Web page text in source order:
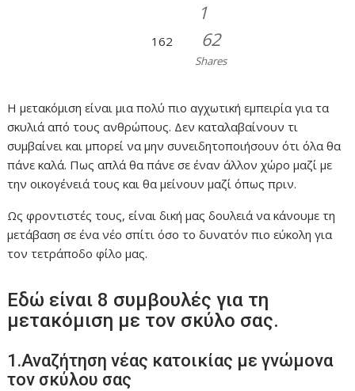
162
1
62
Shares
Η μετακόμιση είναι μια πολύ πιο αγχωτική εμπειρία για τα
σκυλιά από τους ανθρώπους. Δεν καταλαβαίνουν τι
συμβαίνει και μπορεί να μην συνειδητοποιήσουν ότι όλα θα
πάνε καλά. Πως απλά θα πάνε σε έναν άλλον χώρο μαζί με
την οικογένειά τους και θα μείνουν μαζί όπως πριν.
Ως φροντιστές τους, είναι δική μας δουλειά να κάνουμε τη
μετάβαση σε ένα νέο σπίτι όσο το δυνατόν πιο εύκολη για
τον τετράποδο φίλο μας.
Εδώ είναι 8 συμβουλές για τη
μετακόμιση με τον σκύλο σας.
1.Αναζήτηση νέας κατοικίας με γνώμονα
τον σκύλου σας